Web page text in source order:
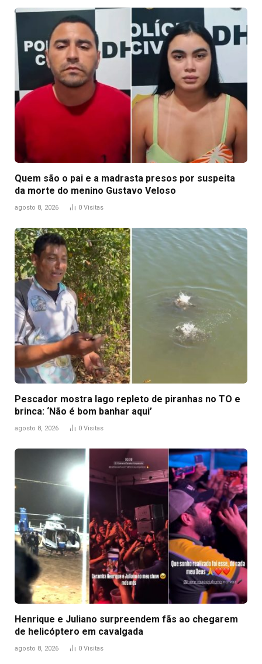
Quem são o pai e a madrasta presos por suspeita
da morte do menino Gustavo Veloso
agosto 8, 2026 0 Visitas
Pescador mostra lago repleto de piranhas no TO e
brinca: ‘Não é bom banhar aqui’
agosto 8, 2026 0 Visitas
Henrique e Juliano surpreendem fãs ao chegarem
de helicóptero em cavalgada
agosto 8, 2026 0 Visitas